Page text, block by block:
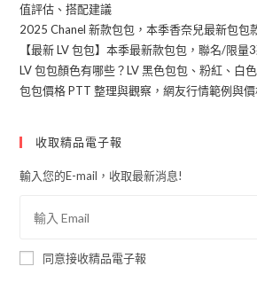
值評估、搭配建議
2025 Chanel 新款包包，本季香奈兒最新包包
【最新 LV 包包】本季最新款包包，聯名/限量
LV 包包顏色有哪些？LV 黑色包包、粉紅、白
包包價格 PTT 整理與觀察，網友行情範例與
收取精品電子報
輸入您的E-mail，收取最新消息!
同意接收精品電子報